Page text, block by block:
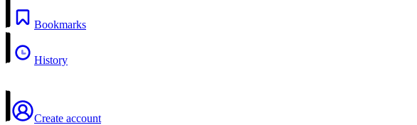
Bookmarks
History
Create account